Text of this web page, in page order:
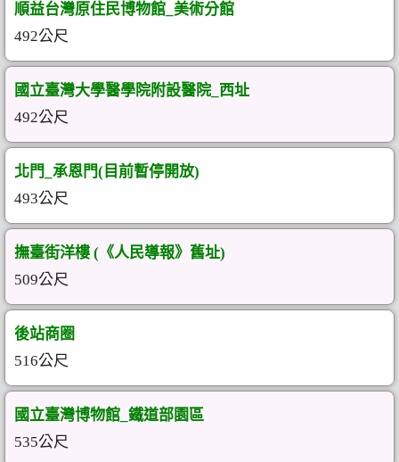
順益台灣原住民博物館_美術分館
492公尺
國立臺灣大學醫學院附設醫院_西址
492公尺
北門_承恩門(目前暫停開放)
493公尺
撫臺街洋樓 (《人民導報》舊址)
509公尺
後站商圈
516公尺
國立臺灣博物館_鐵道部園區
535公尺